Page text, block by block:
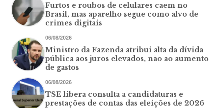
Furtos e roubos de celulares caem no
Brasil, mas aparelho segue como alvo de
crimes digitais
06/08/2026
Ministro da Fazenda atribui alta da dívida
pública aos juros elevados, não ao aumento
de gastos
06/08/2026
TSE libera consulta a candidaturas e
prestações de contas das eleições de 2026